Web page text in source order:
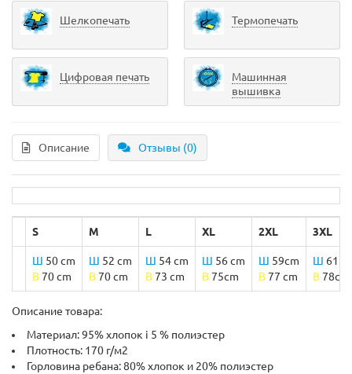
Шелкопечать Термопечать
Цифровая печать
Машинная
вышивка
Описание Отзывы (0)
S M L XL 2XL 3XL
Ш 50 cm
B70 cm
Ш 52 cm
B70 cm
Ш 54 cm
B73 cm
Ш 56 cm
B75cm
Ш 59cm
B77 cm
Ш 61
B78cm
Описание товара:
Материал: 95% хлопок і 5 % полиэстер
Плотность: 170 г/м2
Горловина ребана: 80% хлопок и 20% полиэстер